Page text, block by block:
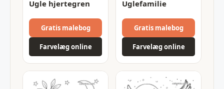
Ugle hjertegren
Gratis malebog
Farvelæg online
Uglefamilie
Gratis malebog
Farvelæg online